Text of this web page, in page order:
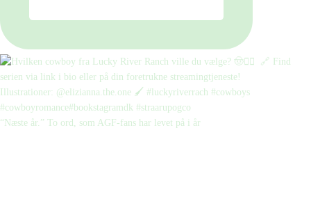
“Næste år.” To ord, som AGF-fans har levet på i år